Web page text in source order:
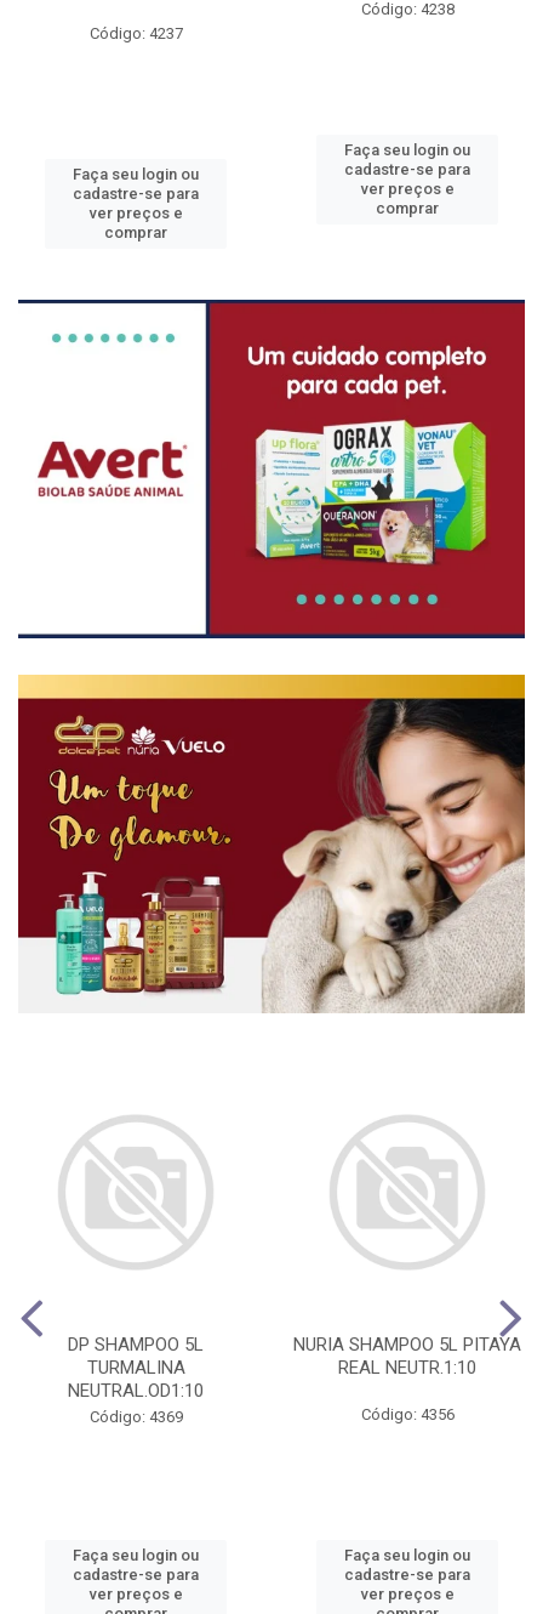
Código: 4237
Faça seu login ou
cadastre-se para
ver preços e
comprar
Código: 4238
Faça seu login ou
cadastre-se para
ver preços e
comprar
DP SHAMPOO 5L
TURMALINA
NEUTRAL.OD1:10
Código: 4369
Faça seu login ou
cadastre-se para
ver preços e
NURIA SHAMPOO 5L PITAYA
REAL NEUTR.1:10
Código: 4356
Faça seu login ou
cadastre-se para
ver preços e